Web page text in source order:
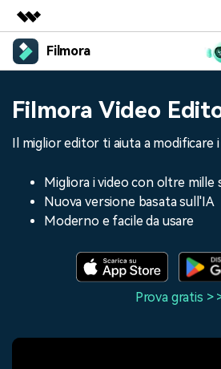
Prodotti in evidenza
Utilità
Soluzione
Filmora
Risorse
Audio
Risorse
Tip per Editing
Tip per Live-Streaming
Centro Aiuto
Siamo qui per aiutarti
Filmora Video
Il miglior editor ti aiuta a modificare
Migliora i video con oltre
Nuova versione basata sull'IA
Moderno e facile da usare
Prova gratis >